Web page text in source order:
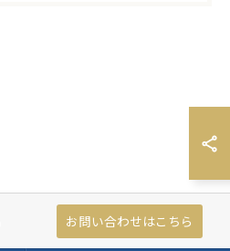
お問い合わせはこちら